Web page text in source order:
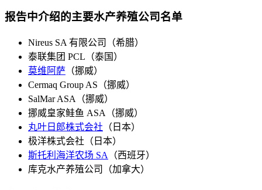
报告中介绍的主要水产养殖公司名单
Nireus SA 有限公司（希腊）
泰联集团 PCL（泰国）
莫维阿萨 （挪威）
Cermaq Group AS（挪威）
SalMar ASA（挪威）
挪威皇家鲑鱼 ASA（挪威）
丸叶日郎株式会社 （日本）
极洋株式会社（日本）
斯托利海洋农场 SA
（西班牙）
库克水产养殖公司（加拿大）